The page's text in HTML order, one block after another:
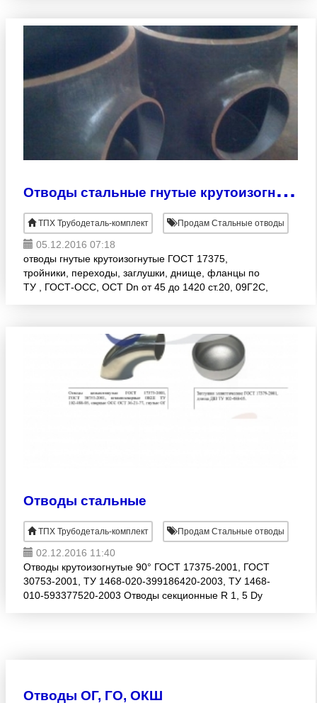
О
тводы стальные гнутые крутоизогнутые ГОСТ 17375! Наличие на складе! Доставка по России!
ТПХ Трубодеталь-комплект Продам Стальные отводы
05.12.2016 07:18
отводы гнутые крутоизогнутые ГОСТ 17375,
тройники, переходы, заглушки, днище, фланцы по
ТУ , ГОСТ-ОСС, ОСТ Dn от 45 до 1420 ст.20, 09Г2С,
Отводы стальные
ТПХ Трубодеталь-комплект Продам Стальные отводы
02.12.2016 11:40
Отводы крутоизогнутые 90° ГОСТ 17375-2001, ГОСТ
30753-2001, ТУ 1468-020-399186420-2003, ТУ 1468-
010-593377520-2003 Отводы секционные R 1, 5 Dy
Отводы ОГ, ГО, ОКШ